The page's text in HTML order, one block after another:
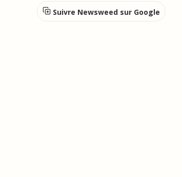
Suivre Newsweed sur Google